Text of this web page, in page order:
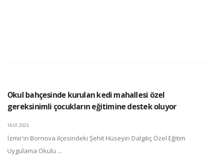
Okul bahçesinde kurulan kedi mahallesi özel
gereksinimli çocukların eğitimine destek oluyor
18.01.2025
İzmir'in Bornova ilçesindeki Şehit Hüseyin Dalgılıç Özel Eğitim
Uygulama Okulu ...